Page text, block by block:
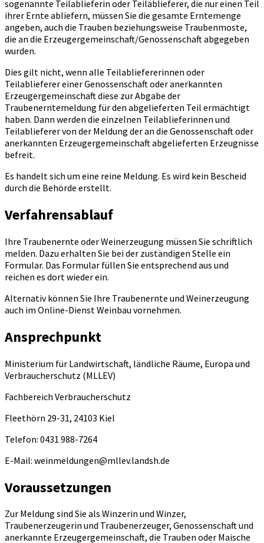
sogenannte Teilablieferin oder Teilablieferer, die nur einen Teil
ihrer Ernte abliefern, müssen Sie die gesamte Erntemenge
angeben, auch die Trauben beziehungsweise Traubenmoste,
die an die Erzeugergemeinschaft/Genossenschaft abgegeben
wurden.
Dies gilt nicht, wenn alle Teilabliefererinnen oder
Teilablieferer einer Genossenschaft oder anerkannten
Erzeugergemeinschaft diese zur Abgabe der
Traubenerntemeldung für den abgelieferten Teil ermächtigt
haben. Dann werden die einzelnen Teilablieferinnen und
Teilablieferer von der Meldung der an die Genossenschaft oder
anerkannten Erzeugergemeinschaft abgelieferten Erzeugnisse
befreit.
Es handelt sich um eine reine Meldung. Es wird kein Bescheid
durch die Behörde erstellt.
Verfahrensablauf
Ihre Traubenernte oder Weinerzeugung müssen Sie schriftlich
melden. Dazu erhalten Sie bei der zuständigen Stelle ein
Formular. Das Formular füllen Sie entsprechend aus und
reichen es dort wieder ein.
Alternativ können Sie Ihre Traubenernte und Weinerzeugung
auch im Online-Dienst Weinbau vornehmen.
Ansprechpunkt
Ministerium für Landwirtschaft, ländliche Räume, Europa und
Verbraucherschutz (MLLEV)
Fachbereich Verbraucherschutz
Fleethörn 29-31, 24103 Kiel
Telefon: 0431 988-7264
E-Mail: weinmeldungen@mllev.landsh.de
Voraussetzungen
Zur Meldung sind Sie als Winzerin und Winzer,
Traubenerzeugerin und Traubenerzeuger, Genossenschaft und
anerkannte Erzeugergemeinschaft, die Trauben oder Maische